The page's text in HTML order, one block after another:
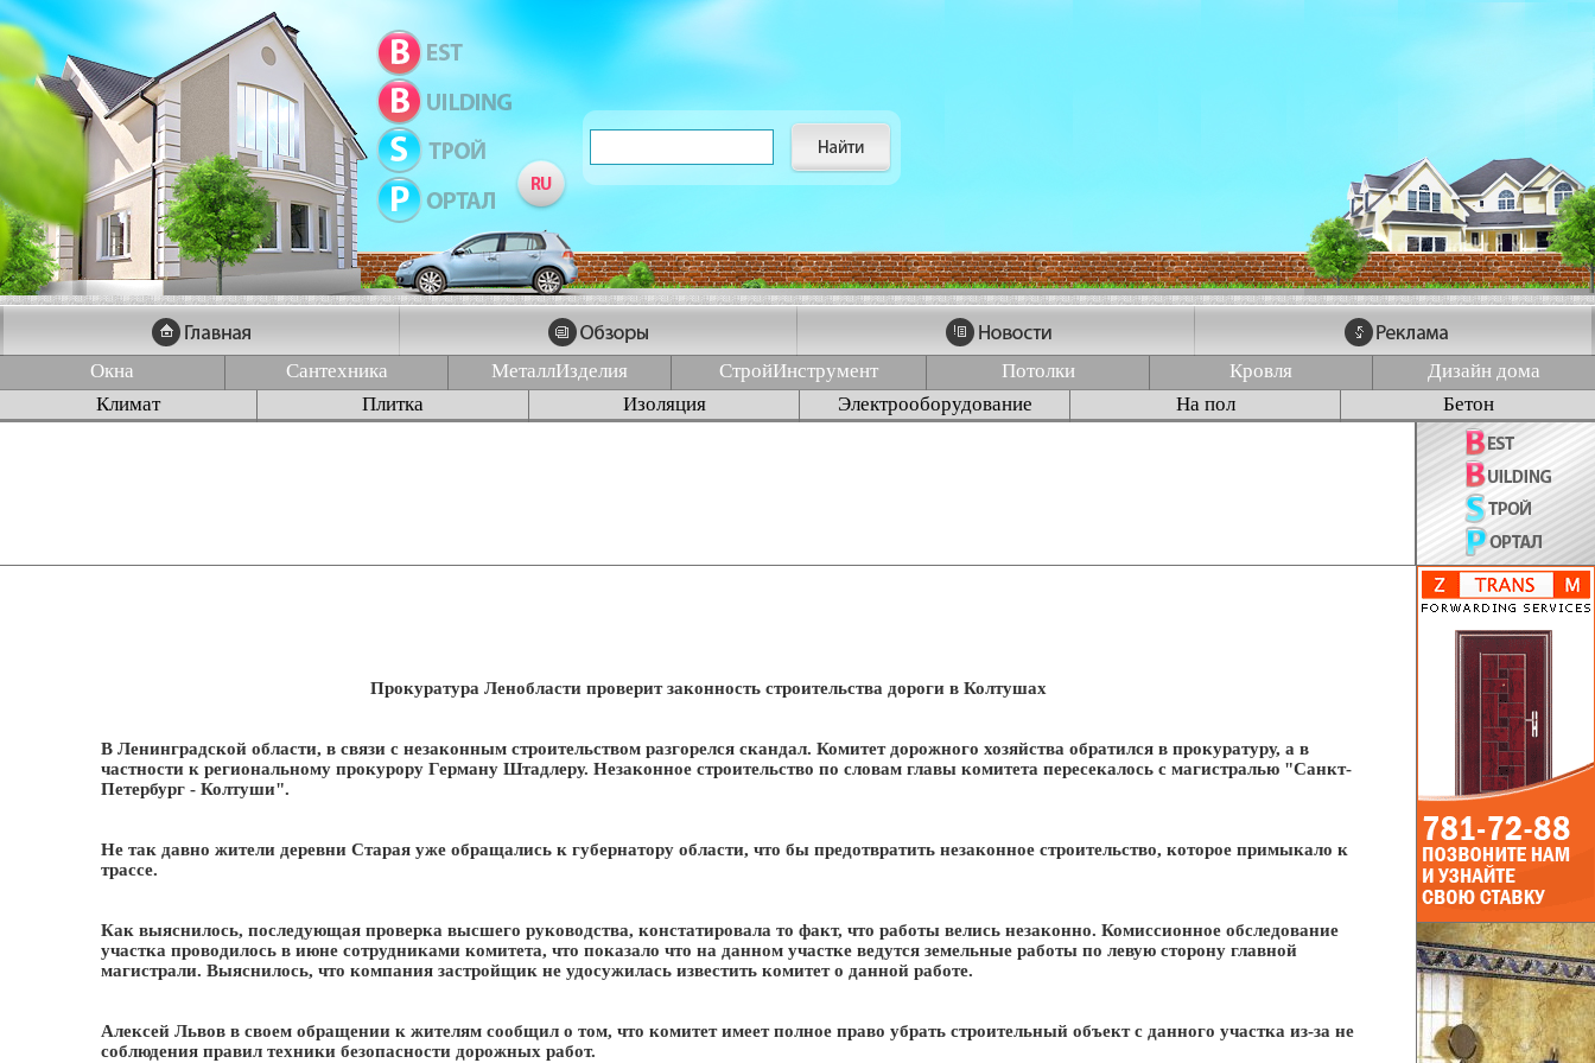
Окна Сантехника МеталлИзделия СтройИнструмент Потолки Кровля
Дизайн дома
Климат
Плитка Изоляция Электрооборудование На пол Бетон
Прокуратура Ленобласти проверит законность строительства дороги в Колтушах
В Ленинградской области, в связи с незаконным строительством разгорелся скандал. Комитет дорожного хозяйства обратился в прокуратуру, а в
частности к региональному прокурору Герману Штадлеру. Незаконное строительство по словам главы комитета пересекалось с магистралью "Санкт-
Петербург - Колтуши".
Не так давно жители деревни Старая уже обращались к губернатору области, что бы предотвратить незаконное строительство, которое примыкало к
трассе.
Как выяснилось, последующая проверка высшего руководства, констатировала то факт, что работы велись незаконно. Комиссионное обследование
участка проводилось в июне сотрудниками комитета, что показало что на данном участке ведутся земельные работы по левую сторону главной
магистрали. Выяснилось, что компания застройщик не удосужилась известить комитет о данной работе.
Алексей Львов в своем обращении к жителям сообщил о том, что комитет имеет полное право убрать строительный объект с данного участка из-за не
соблюдения правил техники безопасности дорожных работ.